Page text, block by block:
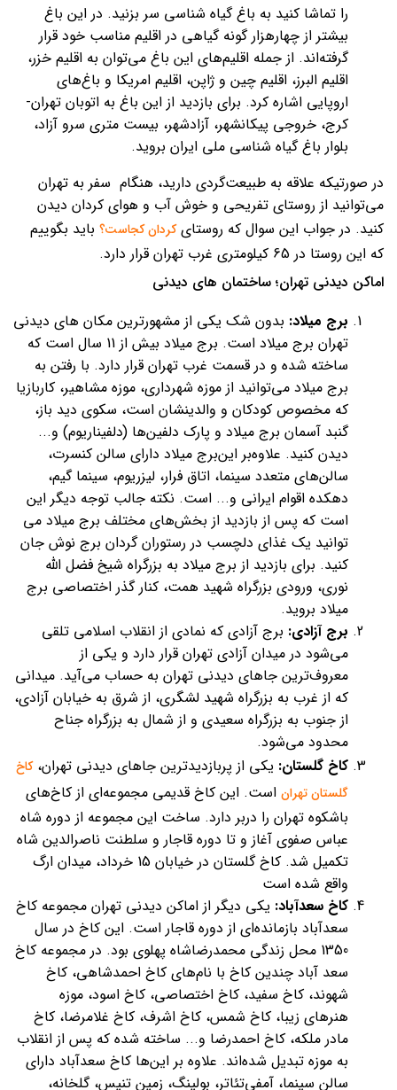
را تماشا کنید به باغ گیاه شناسی سر بزنید. در این باغ
بیشتر از چهارهزار گونه گیاهی در اقلیم مناسب خود قرار
گرفته‌اند. از جمله اقلیم‌های این باغ می‌توان به اقلیم خزر،
اقلیم البرز، اقلیم چین و ژاپن، اقلیم امریکا و باغ‌های
اروپایی اشاره کرد. برای بازدید از این باغ به اتوبان تهران-
کرج، خروجی پیکانشهر، آزادشهر، بیست متری سرو آزاد،
بلوار باغ گیاه شناسی ملی ایران بروید.
در صورتیکه علاقه به طبیعت‌گردی دارید، هنگام سفر به تهران
می‌توانید از روستای تفریحی و خوش آب و هوای کردان دیدن
کنید. در جواب این سوال که روستایکردان کجاست؟ باید بگوییم
که این روستا در 65 کیلومتری غرب تهران قرار دارد.
اماکن دیدنی تهران؛ ساختمان های دیدنی
برج میلاد: بدون شک یکی از مشهورترین مکان های دیدنی
تهران برج میلاد است. برج میلاد بیش از 11 سال است که
ساخته شده و در قسمت غرب تهران قرار دارد. با رفتن به
برج میلاد می‌توانید از موزه شهرداری، موزه مشاهیر، کاربازیا
که مخصوص کودکان و والدینشان است، سکوی دید باز،
گنبد آسمان برج میلاد و پارک دلفین‌ها (دلفیناریوم) و...
دیدن کنید. علاوه‌بر این‌برج میلاد دارای سالن کنسرت،
سالن‌های متعدد سینما، اتاق فرار، لیزریوم، سینما گیم،
دهکده اقوام ایرانی و... است. نکته جالب توجه دیگر این
است که پس از بازدید از بخش‌های مختلف برج میلاد می
توانید یک غذای دلچسب در رستوران گردان برج نوش جان
کنید. برای بازدید از برج میلاد به بزرگراه شیخ فضل الله
نوری، ورودی بزرگراه شهید همت، کنار گذر اختصاصی برج
میلاد بروید.
برج آزادی: برج آزادی که نمادی از انقلاب اسلامی تلقی
می‌شود در میدان آزادی تهران قرار دارد و یکی از
معروف‌ترین جاهای دیدنی تهران به حساب می‌آید. میدانی
که از غرب به بزرگراه شهید لشگری، از شرق به خیابان آزادی،
از جنوب به بزرگراه سعیدی و از شمال به بزرگراه جناح
محدود می‌شود.
کاخ گلستان: یکی از پربازدیدترین جاهای دیدنی تهران،کاخ
گلستان تهران است. این کاخ قدیمی مجموعه‌ای از کاخ‌های
باشکوه تهران را دربر دارد. ساخت این مجموعه از دوره شاه
عباس صفوی آغاز و تا دوره قاجار و سلطنت ناصرالدین شاه
تکمیل شد. کاخ گلستان در خیابان 15 خرداد، میدان ارگ
واقع شده است
کاخ سعدآباد: یکی دیگر از اماکن دیدنی تهران مجموعه کاخ
سعدآباد بازمانده‌ای از دوره قاجار است. این کاخ در سال
1350 محل زندگی محمدرضاشاه پهلوی بود. در مجموعه کاخ
سعد آباد چندین کاخ با نام‌های کاخ احمدشاهی، کاخ
شهوند، کاخ سفید، کاخ اختصاصی، کاخ اسود، موزه
هنرهای زیبا، کاخ شمس، کاخ اشرف، کاخ غلامرضا، کاخ
مادر ملکه، کاخ احمدرضا و... ساخته شده که پس از انقلاب
به موزه تبدیل شده‌اند. علاوه بر این‌ها کاخ سعدآباد دارای
سالن‌ سینما، آمفی‌تئاتر، بولینگ، زمین تنیس، گلخانه،